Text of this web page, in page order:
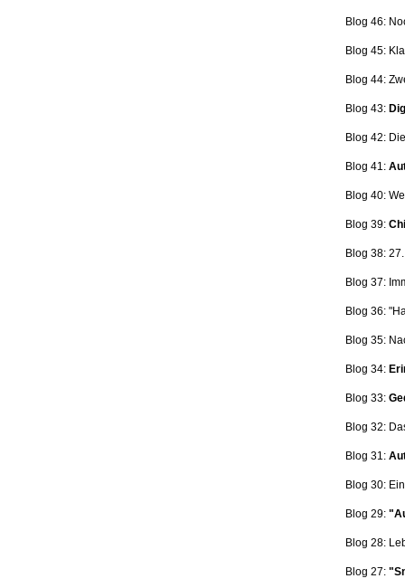
Blog 46:
Blog 45:
Blog 44:
Blog 43:
Blog 42:
Blog 41:
Blog 40:
Blog 39:
Blog 38:
Blog 37:
Blog 36:
Blog 35:
Blog 34:
Blog 33:
Blog 32:
Blog 31:
Blog 30: Ein
Blog 29:
Blog 28:
Blog 27: